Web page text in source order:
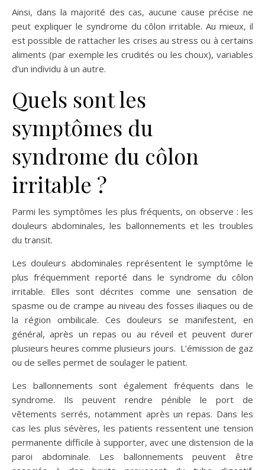
Ainsi, dans la majorité des cas, aucune cause précise ne
peut expliquer le syndrome du côlon irritable. Au mieux, il
est possible de rattacher les crises au stress ou à certains
aliments (par exemple les crudités ou les choux), variables
d’un individu à un autre.
Quels sont les
symptômes du
syndrome du côlon
irritable ?
Parmi les symptômes les plus fréquents, on observe : les
douleurs abdominales, les ballonnements et les troubles
du transit.
Les douleurs abdominales représentent le symptôme le
plus fréquemment reporté dans le syndrome du côlon
irritable. Elles sont décrites comme une sensation de
spasme ou de crampe au niveau des fosses iliaques ou de
la région ombilicale. Ces douleurs se manifestent, en
général, après un repas ou au réveil et peuvent durer
plusieurs heures comme plusieurs jours. L’émission de gaz
ou de selles permet de soulager le patient.
Les ballonnements sont également fréquents dans le
syndrome. Ils peuvent rendre pénible le port de
vêtements serrés, notamment après un repas. Dans les
cas les plus sévères, les patients ressentent une tension
permanente difficile à supporter, avec une distension de la
paroi abdominale. Les ballonnements peuvent être